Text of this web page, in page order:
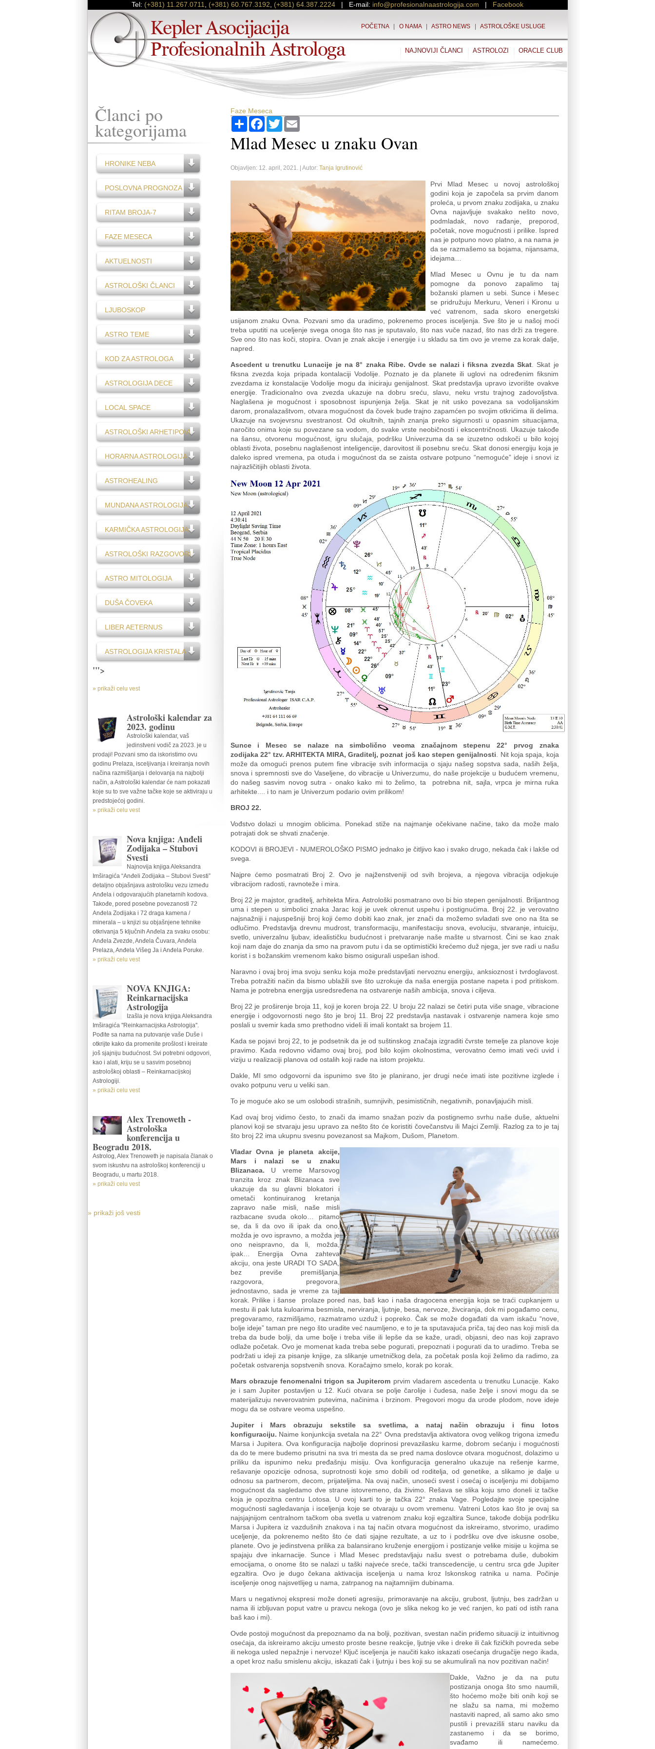
Tel: (+381) 11.267.0711 (+381) 60.767.3192 (+381) 64.387.2224 | E-mail: info@profesionalnaastrologija.com | Facebook
POČETNA| O NAMA| ASTRO NEWS| ASTROLOŠKE USLUGE
ORACLE CLUB
ASTROLOZI
NAJNOVIJI ČLANCI
Članci po
kategorijama
HRONIKE NEBA
POSLOVNA PROGNOZA
RITAM BROJA-7
FAZE MESECA
AKTUELNOSTI
ASTROLOŠKI ČLANCI
LJUBOSKOP
ASTRO TEME
KOD ZA ASTROLOGA
ASTROLOGIJA DECE
LOCAL SPACE
ASTROLOŠKI ARHETIPOVI
HORARNA ASTROLOGIJA
ASTROHEALING
MUNDANA ASTROLOGIJA
KARMIČKA ASTROLOGIJA
ASTROLOŠKI RAZGOVORI
ASTRO MITOLOGIJA
DUŠA ČOVEKA
LIBER AETERNUS
ASTROLOGIJA KRISTALA
'">
» prikaži celu vest
Astrološki kalendar za
2023. godinu
Astrološki kalendar, vaš
jedinstveni vodič za 2023. je u
prodaji! Pozvani smo da iskoristimo ovu
godinu Prelaza, isceljivanja i kreiranja novih
načina razmišljanja i delovanja na najbolji
način, a Astrološki kalendar će nam pokazati
koje su to sve važne tačke koje se aktiviraju u
predstojećoj godini.
» prikaži celu vest
Nova knjiga: Anđeli
Zodijaka – Stubovi
Svesti
Najnovija knjiga Aleksandra
Imširagića “Anđeli Zodijaka – Stubovi Svesti”
detaljno objašnjava astrološku vezu između
Anđela i odgovarajućih planetarnih kodova.
Takođe, pored posebne povezanosti 72
Anđela Zodijaka i 72 draga kamena /
minerala – u knjizi su objašnjene tehnike
otkrivanja 5 ključnih Anđela za svaku osobu:
Anđela Zvezde, Anđela Čuvara, Anđela
Prelaza, Anđela Višeg Ja i Anđela Poruke.
» prikaži celu vest
NOVA KNJIGA:
Reinkarnacijska
Astrologija
Izašla je nova knjiga Aleksandra
Imširagića ''Reinkarnacijska Astrologija''.
Pođite sa nama na putovanje vaše Duše i
otkrijte kako da promenite prošlost i kreirate
još sjajniju budućnost. Svi potrebni odgovori,
kao i alati, kriju se u sasvim posebnoj
astrološkoj oblasti – Reinkarnacijskoj
Astrologiji.
» prikaži celu vest
Alex Trenoweth -
Astrološka
konferencija u
Beogradu 2018.
Astrolog, Alex Trenoweth je napisala članak o
svom iskustvu na astrološkoj konferenciji u
Beogradu, u martu 2018.
» prikaži celu vest
» prikaži još vesti
Faze Meseca
PodijeliFacebook
TwitterEmail
Mlad Mesec u znaku Ovan
Objavljen: 12. april, 2021. | Autor: Tanja Igrutinović
Prvi Mlad Mesec u novoj astrološkoj
godini koja je započela sa prvim danom
proleća, u prvom znaku zodijaka, u znaku
Ovna najavljuje svakako nešto novo,
podmladak, novo rađanje, preporod,
početak, nove mogućnosti i prilike. Ispred
nas je potpuno novo platno, a na nama je
da se razmašemo sa bojama, nijansama,
idejama…
Mlad Mesec u Ovnu je tu da nam
pomogne da ponovo zapalimo taj
božanski plamen u sebi. Sunce i Mesec
se pridružuju Merkuru, Veneri i Kironu u
već vatrenom, sada skoro energetski
usijanom znaku Ovna. Pozvani smo da uradimo, pokrenemo proces isceljenja. Sve što je u našoj moći
treba uputiti na uceljenje svega onoga što nas je sputavalo, što nas vuče nazad, što nas drži za tregere.
Sve ono što nas koči, stopira. Ovan je znak akcije i energije i u skladu sa tim ovo je vreme za korak dalje,
napred.
Ascedent u trenutku Lunacije je na 8° znaka Ribe. Ovde se nalazi i fiksna zvezda Skat. Skat je
fiksna zvezda koja pripada kontalaciji Vodolije. Poznato je da planete ili uglovi na određenim fiksnim
zvezdama iz konstalacije Vodolije mogu da iniciraju genijalnost. Skat predstavlja upravo izvorište ovakve
energije. Tradicionalno ova zvezda ukazuje na dobru sreću, slavu, neku vrstu trajnog zadovoljstva.
Naglašena je mogućnost i sposobnost ispunjenja želja. Skat je nit usko povezana sa vodolijanskim
darom, pronalazaštvom, otvara mogućnost da čovek bude trajno zapamćen po svojim otkrićima ili delima.
Ukazuje na svojevrsnu svestranost. Od okultnih, tajnih znanja preko sigurnosti u opasnim situacijama,
naročito onima koje su povezane sa vodom, do svake vrste neobičnosti i ekscentričnosti. Ukazuje takođe
na šansu, otvorenu mogućnost, igru slučaja, podršku Univerzuma da se izuzetno odskoči u bilo kojoj
oblasti života, posebnu naglašenost inteligencije, darovitost ili posebnu sreću. Skat donosi energiju koja je
daleko ispred vremena, pa otuda i mogućnost da se zaista ostvare potpuno “nemoguće” ideje i snovi iz
najrazličitijih oblasti života.
Sunce i Mesec se nalaze na simbolično veoma značajnom stepenu 22° prvog znaka
zodijaka 22° tzv. ARHITEKTA MIRA, Graditelj, poznat još kao stepen genijalnosti. Nit koja spaja, koja
može da omogući prenos putem fine vibracije svih informacija o sjaju našeg sopstva sada, naših želja,
snova i spremnosti sve do Vaseljene, do vibracije u Univerzumu, do naše projekcije u budućem vremenu,
do našeg sasvim novog sutra - onako kako mi to želimo, ta potrebna nit, sajla, vrpca je mirna ruka
arhitekte.... i to nam je Univerzum podario ovim prilikom!
BROJ 22.
Vođstvo dolazi u mnogim oblicima. Ponekad stiže na najmanje očekivane načine, tako da može malo
potrajati dok se shvati značenje.
KODOVI ili BROJEVI - NUMEROLOŠKO PISMO jednako je čitljivo kao i svako drugo, nekada čak i lakše od
svega.
Najpre ćemo posmatrati Broj 2. Ovo je najženstveniji od svih brojeva, a njegova vibracija odjekuje
vibracijom radosti, ravnoteže i mira.
Broj 22 je majstor, graditelj, arhitekta Mira. Astrološki posmatrano ovo bi bio stepen genijalnosti. Briljantnog
uma i stepen u simbolici znaka Jarac koji je uvek okrenut uspehu i postignućima. Broj 22. je verovatno
najsnažniji i najuspešniji broj koji ćemo dobiti kao znak, jer znači da možemo svladati sve ono na šta se
odlučimo. Predstavlja drevnu mudrost, transformaciju, manifestaciju snova, evoluciju, stvaranje, intuiciju,
svetlo, univerzalnu ljubav, idealističku budućnost i pretvaranje naše mašte u stvarnost. Čini se kao znak
koji nam daje do znanja da smo na pravom putu i ​​da se optimistički krećemo duž njega, jer sve radi u našu
korist i s božanskim vremenom kako bismo osigurali uspešan ishod.
Naravno i ovaj broj ima svoju senku koja može predstavljati nervoznu energiju, anksioznost i tvrdoglavost.
Treba potražiti način da bismo ublažili sve što uzrokuje da naša energija postane napeta i pod pritiskom.
Nama je potrebna energija usredsređena na ostvarenje naših ambicija, snova i ciljeva.
Broj 22 je proširenje broja 11, koji je koren broja 22. U broju 22 nalazi se četiri puta više snage, vibracione
energije i odgovornosti nego što je broj 11. Broj 22 predstavlja nastavak i ostvarenje namera koje smo
poslali u svemir kada smo prethodno videli ili imali kontakt sa brojem 11.
Kada se pojavi broj 22, to je podsetnik da je od suštinskog značaja izgraditi čvrste temelje za planove koje
pravimo. Kada redovno viđamo ovaj broj, pod bilo kojim okolnostima, verovatno ćemo imati veći uvid i
viziju u realizaciji planova od ostalih koji rade na istom projektu.
Dakle, MI smo odgovorni da ispunimo sve što je planirano, jer drugi neće imati iste pozitivne izglede i
ovako potpunu veru u veliki san.
To je moguće ako se um oslobodi strašnih, sumnjivih, pesimističnih, negativnih, ponavljajućih misli.
Kad ovaj broj vidimo često, to znači da imamo snažan poziv da postignemo svrhu naše duše, aktuelni
planovi koji se stvaraju jesu upravo za nešto što će koristiti čovečanstvu ili Majci Zemlji. Razlog za to je taj
što broj 22 ima ukupnu svesnu povezanost sa Majkom, Dušom, Planetom.
Vladar Ovna je planeta akcije,
Mars i nalazi se u znaku
Blizanaca. U vreme Marsovog
tranzita kroz znak Blizanaca sve
ukazuje da su glavni blokatori i
ometači kontinuiranog kretanja
zapravo naše misli, naše misli
razbacane svuda okolo… pitamo
se, da li da ovo ili ipak da ono,
možda je ovo ispravno, a možda je
ono neispravno, da li, možda,
ipak… Energija Ovna zahteva
akciju, ona jeste URADI TO SADA,
bez previše premišljanja,
razgovora, pregovora,
jednostavno, sada je vreme za taj
korak. Prilike i šanse prolaze pored nas, baš kao i naša dragocena energija koja se traći cupkanjem u
mestu ili pak luta kuloarima besmisla, nerviranja, ljutnje, besa, nervoze, živciranja, dok mi pogađamo cenu,
pregovaramo, razmišljamo, razmatramo uzduž i popreko. Čak se može događati da vam iskaču “nove,
bolje ideje” taman pre nego što uradite već naumljeno, e to je ta sputavajuća priča, taj deo nas koji misli da
treba da bude bolji, da ume bolje i treba više ili lepše da se kaže, uradi, objasni, deo nas koji zapravo
odlaže početak. Ovo je momenat kada treba sebe pogurati, prepoznati i pogurati da to uradimo. Treba se
podržati u ideji za pisanje knjige, za slikanje umetničkog dela, za početak posla koji želimo da radimo, za
početak ostvarenja sopstvenih snova. Koračajmo smelo, korak po korak.
Mars obrazuje fenomenalni trigon sa Jupiterom prvim vladarem ascedenta u trenutku Lunacije. Kako
je i sam Jupiter postavljen u 12. Kući otvara se polje čarolije i čudesa, naše želje i snovi mogu da se
materijalizuju neverovatnim putevima, načinima i brzinom. Pregovori mogu da urode plodom, nove ideje
mogu da se ostvare veoma uspešno.
Jupiter i Mars obrazuju sekstile sa svetlima, a nataj način
obrazuju i finu lotos
konfiguraciju. Naime konjunkcija svetala na 22° Ovna predstavlja aktivatora ovog velikog trigona između
Marsa i Jupitera. Ova konfiguracija najbolje doprinosi prevazilasku karme, dobrom sećanju i mogućnosti
da do te mere budemo prisutni na sva tri mesta da se pred nama doslovce otvara mogućnost, dolazimo u
priliku da ispunimo neku pređašnju misiju. Ova konfiguracija generalno ukazuje na rešenje karme,
rešavanje opozicije odnosa, suprotnosti koje smo dobili od roditelja, od genetike, a slikamo je dalje u
odnosu sa partnerom, decom, prijateljima. Na ovaj način, unoseći svest i osećaj o isceljenju mi dobijamo
mogućnost da sagledamo dve strane istovremeno, da živimo. Rešava se slika koju smo doneli iz tačke
koja je opozitna centru Lotosa. U ovoj karti to je tačka 22° znaka Vage. Pogledajte svoje specijalne
mogućnosti sagledavanja i isceljenja koje se otvaraju u ovom vremenu. Vatreni Lotos kao što je ovaj sa
najsjajnijom centralnom tačkom oba svetla u vatrenom znaku koji egzaltira Sunce, takođe dobija podršku
Marsa i Jupitera iz vazdušnih znakova i na taj način otvara mogućnost da iskreiramo, stvorimo, uradimo
uceljenje, da pokrenemo nešto što će dati sjajne rezultate, a uz to i podršku ove dve iskusne osobe,
planete. Ovo je jedinstvena prilika za balansirano kruženje energijom i postizanje velike misije u kojima se
spajaju dve inkarnacije. Sunce i Mlad Mesec predstavljaju našu svest o potrebama duše, dubokim
emocijama, o onome što se nalazi u taški najveće sreće, tački transcedencije, u centru srca gde Jupiter
egzaltira. Ovo je dugo čekana aktivacija isceljenja u nama kroz Iskonskog ratnika u nama. Počinje
isceljenje onog najsvetlijeg u nama, zatrpanog na najtamnijim dubinama.
Mars u negativnoj ekspresi može doneti agresiju, primoravanje na akciju, grubost, ljutnju, bes zadržan u
nama ili izbljuvan poput vatre u pravcu nekoga (ovo je slika nekog ko je već ranjen, ko pati od istih rana
baš kao i mi).
Ovde postoji mogućnost da prepoznamo da na bolji, pozitivan, svestan način priđemo situaciji iz intuitivnog
osećaja, da iskreiramo akciju umesto proste besne reakcije, ljutnje vike i dreke ili čak fizičkih povreda sebe
ili nekoga usled nepažnje i nervoze! Ključ isceljenja je naučiti kako iskazati osećanja drugačije nego ikada,
a opet kroz našu smislenu akciju, iskazati čak i ljutnju i bes koji su se akumulirali na nov pozitivan način!
Dakle, Važno je da na putu
postizanja onoga što smo naumili,
što hoćemo može biti onih koji se
ne slažu sa nama, mi možemo
nastaviti napred, ali samo ako smo
pustili i prevazišli staru naviku da
zastanemo i da se borimo,
svađamo ili namećemo.